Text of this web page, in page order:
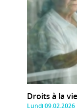
Droits à la
Lundi 09.02.2026